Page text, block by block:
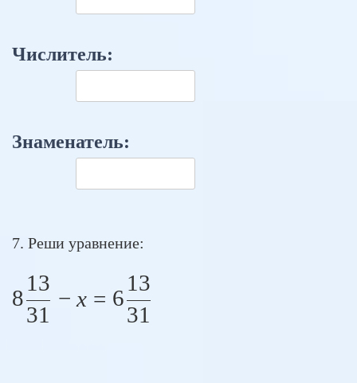
Числитель:
Знаменатель:
7. Реши уравнение:
8 \frac{13}{31} - x = 6
8
31
13
− x = 6
31
13